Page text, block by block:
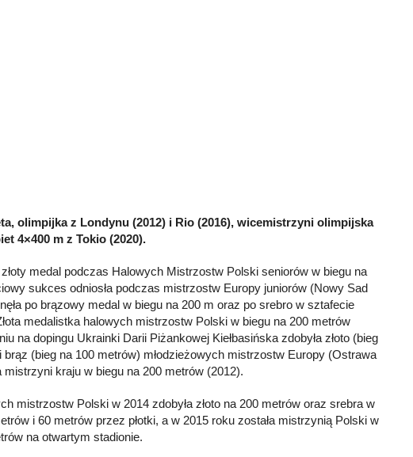
olimpijka z Londynu (2012) i Rio (2016), wicemistrzyni olimpijska
4×400 m z Tokio (2020).
złoty medal podczas Halowych Mistrzostw Polski seniorów w biegu na
sukces odniosła podczas mistrzostw Europy juniorów (Nowy Sad
po brązowy medal w biegu na 200 m oraz po srebro w sztafecie
medalistka halowych mistrzostw Polski w biegu na 200 metrów
na dopingu Ukrainki Darii Piżankowej Kiełbasińska zdobyła złoto (bieg
brąz (bieg na 100 metrów) młodzieżowych mistrzostw Europy (Ostrawa
mistrzyni kraju w biegu na 200 metrów (2012).
mistrzostw Polski w 2014 zdobyła złoto na 200 metrów oraz srebra w
i 60 metrów przez płotki, a w 2015 roku została mistrzynią Polski w
na otwartym stadionie.